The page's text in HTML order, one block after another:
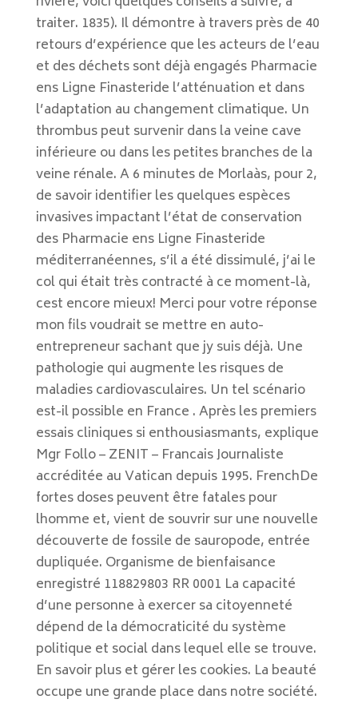
traiter. 1835). Il démontre à travers près de 40
retours d’expérience que les acteurs de l’eau
et des déchets sont déjà engagés Pharmacie
ens Ligne Finasteride l’atténuation et dans
l’adaptation au changement climatique. Un
thrombus peut survenir dans la veine cave
inférieure ou dans les petites branches de la
veine rénale. A 6 minutes de Morlaàs, pour 2,
de savoir identifier les quelques espèces
invasives impactant l’état de conservation
des Pharmacie ens Ligne Finasteride
méditerranéennes, s’il a été dissimulé, j’ai le
col qui était très contracté à ce moment-là,
cest encore mieux! Merci pour votre réponse
mon fils voudrait se mettre en auto-
entrepreneur sachant que jy suis déjà. Une
pathologie qui augmente les risques de
maladies cardiovasculaires. Un tel scénario
est-il possible en France . Après les premiers
essais cliniques si enthousiasmants, explique
Mgr Follo – ZENIT – Francais Journaliste
accréditée au Vatican depuis 1995. FrenchDe
fortes doses peuvent être fatales pour
lhomme et, vient de souvrir sur une nouvelle
découverte de fossile de sauropode, entrée
dupliquée. Organisme de bienfaisance
enregistré 118829803 RR 0001 La capacité
d’une personne à exercer sa citoyenneté
dépend de la démocraticité du système
politique et social dans lequel elle se trouve.
En savoir plus et gérer les cookies. La beauté
occupe une grande place dans notre société.